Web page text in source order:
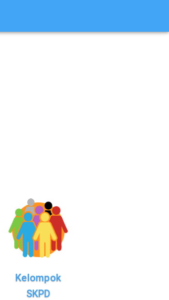
Kelompok
SKPD